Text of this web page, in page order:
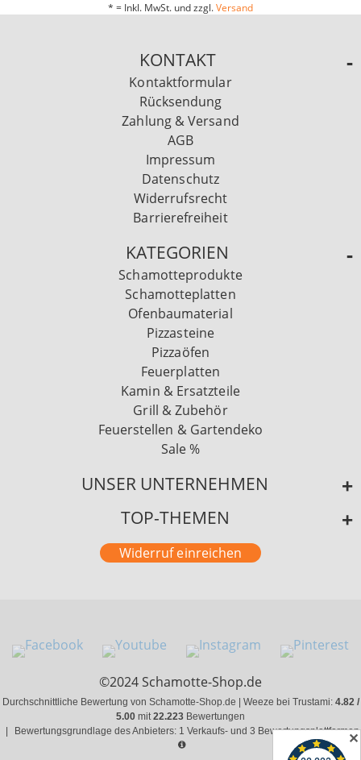
* = Inkl. MwSt. und zzgl.Versand
KONTAKT
Kontaktformular
Rücksendung
Zahlung & Versand
AGB
Impressum
Datenschutz
Widerrufsrecht
Barrierefreiheit
KATEGORIEN
Schamotteprodukte
Schamotteplatten
Ofenbaumaterial
Pizzasteine
Pizzaöfen
Feuerplatten
Kamin & Ersatzteile
Grill & Zubehör
Feuerstellen & Gartendeko
Sale %
UNSER UNTERNEHMEN
TOP-THEMEN
Widerruf einreichen
©2024 Schamotte-Shop.de
Durchschnittliche Bewertung von Schamotte-Shop.de | Weeze bei Trustami: 4.82 /
5.00 mit22.223 Bewertungen
Bewertungsgrundlage des Anbieters: 1 Verkaufs- und 3 Bewertungsplattformen
✕